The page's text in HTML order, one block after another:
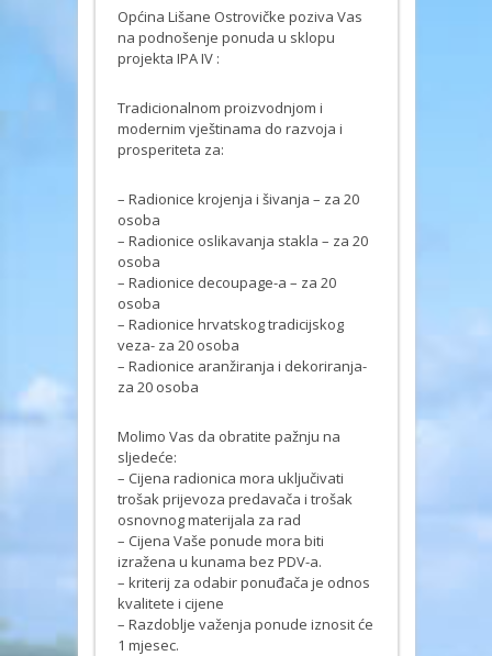
Općina Lišane Ostrovičke poziva Vas
na podnošenje ponuda u sklopu
projekta IPA IV :
Tradicionalnom proizvodnjom i
modernim vještinama do razvoja i
prosperiteta za:
– Radionice krojenja i šivanja – za 20
osoba
– Radionice oslikavanja stakla – za 20
osoba
– Radionice decoupage-a – za 20
osoba
– Radionice hrvatskog tradicijskog
veza- za 20 osoba
– Radionice aranžiranja i dekoriranja-
za 20 osoba
Molimo Vas da obratite pažnju na
sljedeće:
– Cijena radionica mora uključivati
trošak prijevoza predavača i trošak
osnovnog materijala za rad
– Cijena Vaše ponude mora biti
izražena u kunama bez PDV-a.
– kriterij za odabir ponuđača je odnos
kvalitete i cijene
– Razdoblje važenja ponude iznosit će
1 mjesec.